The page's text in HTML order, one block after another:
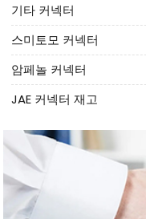
기타 커넥터
스미토모 커넥터
암페놀 커넥터
JAE 커넥터 재고